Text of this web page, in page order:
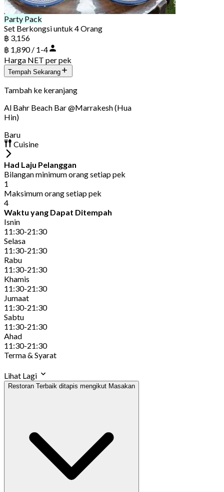
Party Pack
Set Berkongsi untuk 4 Orang
฿ 3,156
฿ 1,890 / 1-4
Harga NET per pek
Tempah Sekarang
Tambah ke keranjang
Al Bahr Beach Bar @Marrakesh (Hua
Hin)
Baru
Cuisine
Had Laju Pelanggan
Bilangan minimum orang setiap pek
1
Maksimum orang setiap pek
4
Waktu yang Dapat Ditempah
Isnin
11:30-21:30
Selasa
11:30-21:30
Rabu
11:30-21:30
Khamis
11:30-21:30
Jumaat
11:30-21:30
Sabtu
11:30-21:30
Ahad
11:30-21:30
Terma & Syarat
Lihat Lagi
Restoran Terbaik ditapis mengikut Masakan